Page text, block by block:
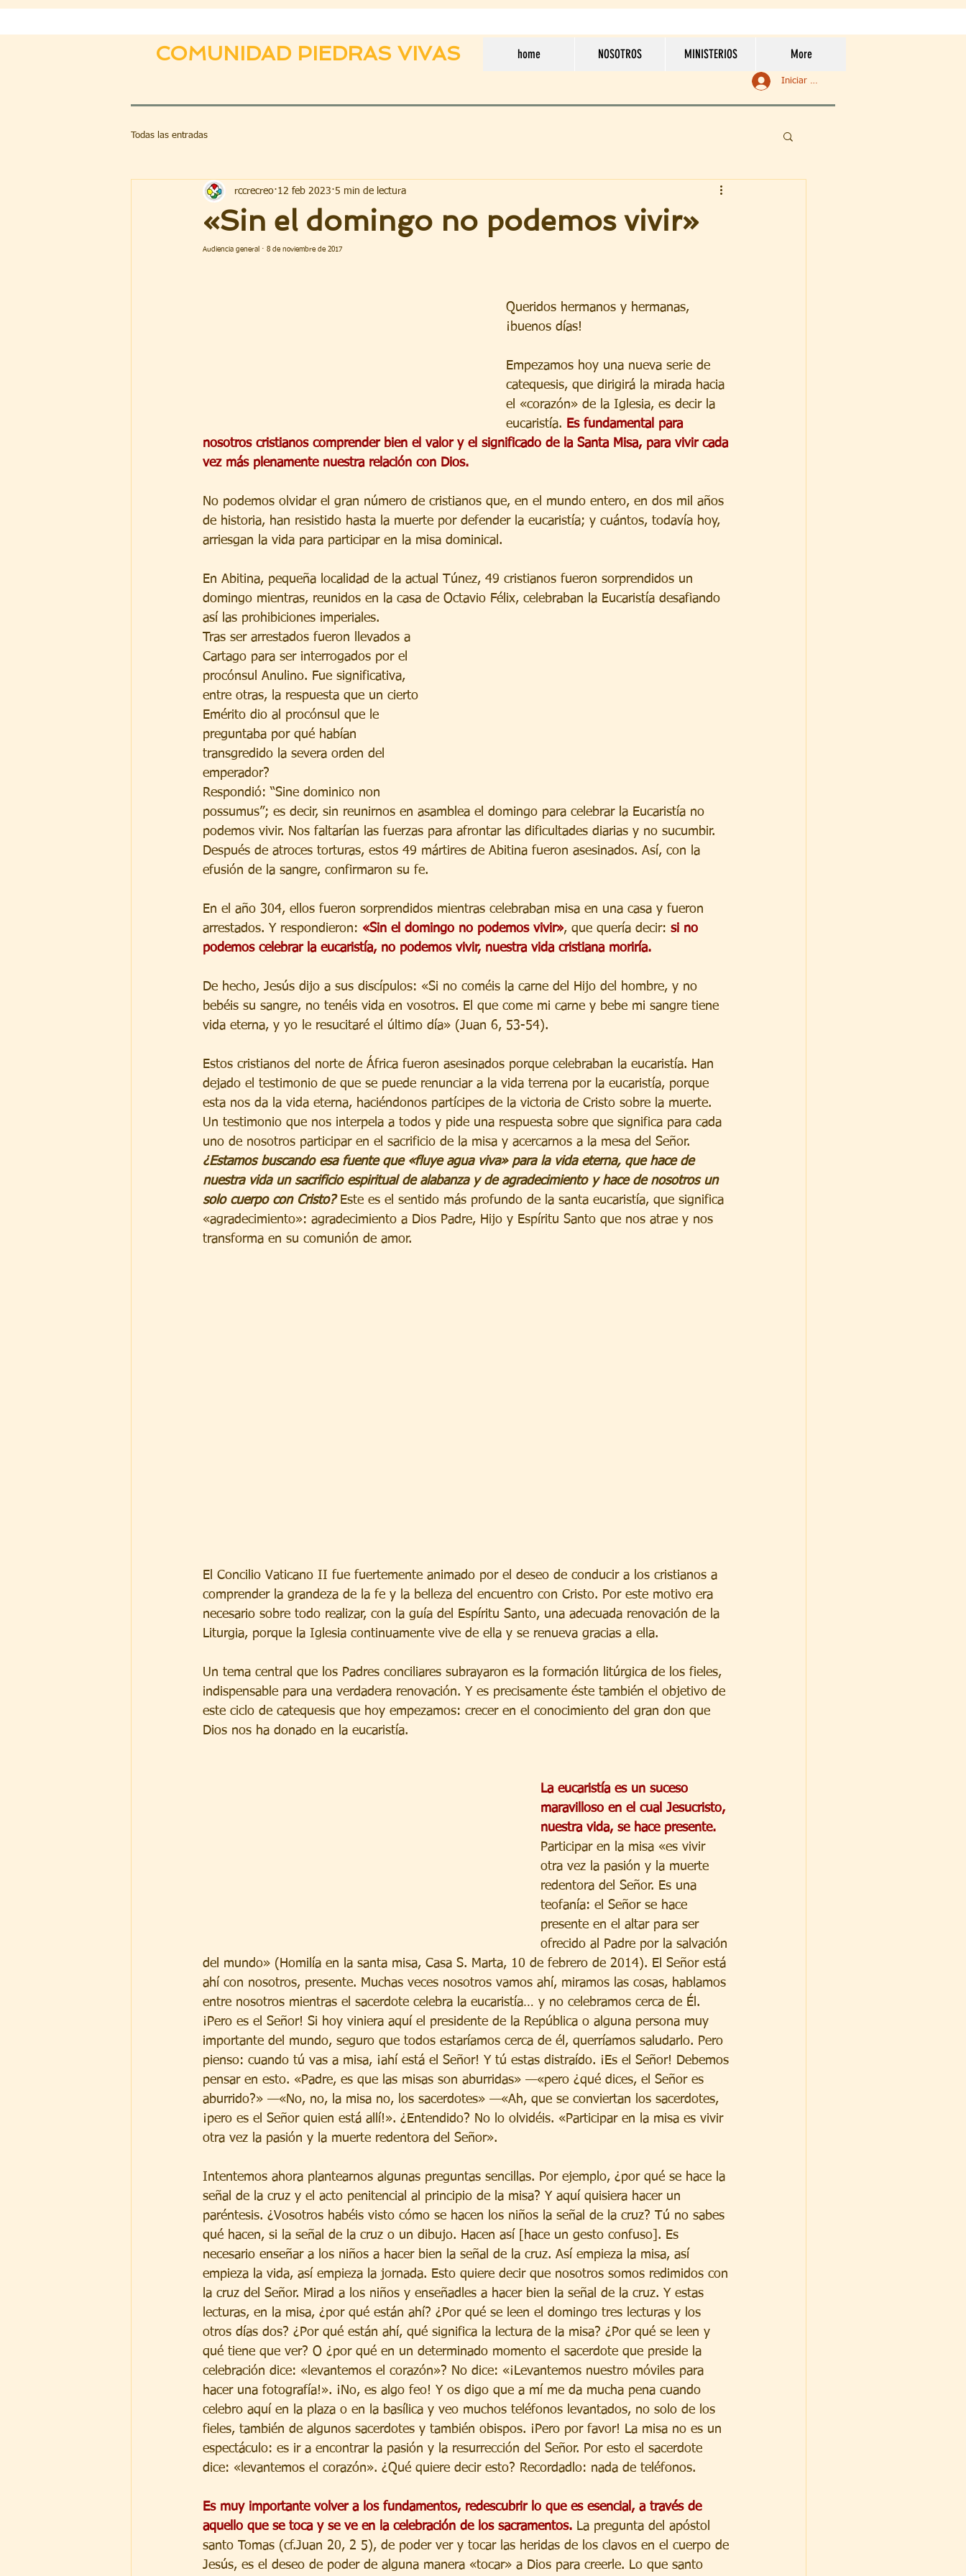
COMUNIDAD PIEDRAS VIVAS home NOSOTROS MINISTERIOS More
Iniciar sesión
Todas las entradas
«Sin el domingo no podemos vivir»
rccrecreo 12 feb 2023 5 min de lectura
Audiencia general · 8 de noviembre de 2017
Queridos hermanos y hermanas,
¡buenos días!
Empezamos hoy una nueva serie de
catequesis, que dirigirá la mirada hacia
el «corazón» de la Iglesia, es decir la
eucaristía. Es fundamental para
nosotros cristianos comprender bien el valor y el significado de la Santa Misa, para vivir cada
vez más plenamente nuestra relación con Dios.
No podemos olvidar el gran número de cristianos que, en el mundo entero, en dos mil años
de historia, han resistido hasta la muerte por defender la eucaristía; y cuántos, todavía hoy,
arriesgan la vida para participar en la misa dominical.
En Abitina, pequeña localidad de la actual Túnez, 49 cristianos fueron sorprendidos un
domingo mientras, reunidos en la casa de Octavio Félix, celebraban la Eucaristía desafiando
así las prohibiciones imperiales.
Tras ser arrestados fueron llevados a
Cartago para ser interrogados por el
procónsul Anulino. Fue significativa,
entre otras, la respuesta que un cierto
Emérito dio al procónsul que le
preguntaba por qué habían
transgredido la severa orden del
emperador?
Respondió: “Sine dominico non
possumus”; es decir, sin reunirnos en asamblea el domingo para celebrar la Eucaristía no
podemos vivir. Nos faltarían las fuerzas para afrontar las dificultades diarias y no sucumbir.
Después de atroces torturas, estos 49 mártires de Abitina fueron asesinados. Así, con la
efusión de la sangre, confirmaron su fe.
En el año 304, ellos fueron sorprendidos mientras celebraban misa en una casa y fueron
arrestados. Y respondieron: «Sin el domingo no podemos vivir», que quería decir: si no
podemos celebrar la eucaristía, no podemos vivir, nuestra vida cristiana moriría.
De hecho, Jesús dijo a sus discípulos: «Si no coméis la carne del Hijo del hombre, y no
bebéis su sangre, no tenéis vida en vosotros. El que come mi carne y bebe mi sangre tiene
vida eterna, y yo le resucitaré el último día» (Juan 6, 53-54).
Estos cristianos del norte de África fueron asesinados porque celebraban la eucaristía. Han
dejado el testimonio de que se puede renunciar a la vida terrena por la eucaristía, porque
esta nos da la vida eterna, haciéndonos partícipes de la victoria de Cristo sobre la muerte.
Un testimonio que nos interpela a todos y pide una respuesta sobre que significa para cada
uno de nosotros participar en el sacrificio de la misa y acercarnos a la mesa del Señor.
¿Estamos buscando esa fuente que «fluye agua viva» para la vida eterna, que hace de
nuestra vida un sacrificio espiritual de alabanza y de agradecimiento y hace de nosotros un
solo cuerpo con Cristo? Este es el sentido más profundo de la santa eucaristía, que significa
«agradecimiento»: agradecimiento a Dios Padre, Hijo y Espíritu Santo que nos atrae y nos
transforma en su comunión de amor.
El Concilio Vaticano II fue fuertemente animado por el deseo de conducir a los cristianos a
comprender la grandeza de la fe y la belleza del encuentro con Cristo. Por este motivo era
necesario sobre todo realizar, con la guía del Espíritu Santo, una adecuada renovación de la
Liturgia, porque la Iglesia continuamente vive de ella y se renueva gracias a ella.
Un tema central que los Padres conciliares subrayaron es la formación litúrgica de los fieles,
indispensable para una verdadera renovación. Y es precisamente éste también el objetivo de
este ciclo de catequesis que hoy empezamos: crecer en el conocimiento del gran don que
Dios nos ha donado en la eucaristía.
La eucaristía es un suceso
maravilloso en el cual Jesucristo,
nuestra vida, se hace presente.
Participar en la misa «es vivir
otra vez la pasión y la muerte
redentora del Señor. Es una
teofanía: el Señor se hace
presente en el altar para ser
ofrecido al Padre por la salvación
del mundo» (Homilía en la santa misa, Casa S. Marta, 10 de febrero de 2014). El Señor está
ahí con nosotros, presente. Muchas veces nosotros vamos ahí, miramos las cosas, hablamos
entre nosotros mientras el sacerdote celebra la eucaristía… y no celebramos cerca de Él.
¡Pero es el Señor! Si hoy viniera aquí el presidente de la República o alguna persona muy
importante del mundo, seguro que todos estaríamos cerca de él, querríamos saludarlo. Pero
pienso: cuando tú vas a misa, ¡ahí está el Señor! Y tú estas distraído. ¡Es el Señor! Debemos
pensar en esto. «Padre, es que las misas son aburridas» —«pero ¿qué dices, el Señor es
aburrido?» —«No, no, la misa no, los sacerdotes» —«Ah, que se conviertan los sacerdotes,
¡pero es el Señor quien está allí!». ¿Entendido? No lo olvidéis. «Participar en la misa es vivir
otra vez la pasión y la muerte redentora del Señor».
Intentemos ahora plantearnos algunas preguntas sencillas. Por ejemplo, ¿por qué se hace la
señal de la cruz y el acto penitencial al principio de la misa? Y aquí quisiera hacer un
paréntesis. ¿Vosotros habéis visto cómo se hacen los niños la señal de la cruz? Tú no sabes
qué hacen, si la señal de la cruz o un dibujo. Hacen así [hace un gesto confuso]. Es
necesario enseñar a los niños a hacer bien la señal de la cruz. Así empieza la misa, así
empieza la vida, así empieza la jornada. Esto quiere decir que nosotros somos redimidos con
la cruz del Señor. Mirad a los niños y enseñadles a hacer bien la señal de la cruz. Y estas
lecturas, en la misa, ¿por qué están ahí? ¿Por qué se leen el domingo tres lecturas y los
otros días dos? ¿Por qué están ahí, qué significa la lectura de la misa? ¿Por qué se leen y
qué tiene que ver? O ¿por qué en un determinado momento el sacerdote que preside la
celebración dice: «levantemos el corazón»? No dice: «¡Levantemos nuestro móviles para
hacer una fotografía!». ¡No, es algo feo! Y os digo que a mí me da mucha pena cuando
celebro aquí en la plaza o en la basílica y veo muchos teléfonos levantados, no solo de los
fieles, también de algunos sacerdotes y también obispos. ¡Pero por favor! La misa no es un
espectáculo: es ir a encontrar la pasión y la resurrección del Señor. Por esto el sacerdote
dice: «levantemos el corazón». ¿Qué quiere decir esto? Recordadlo: nada de teléfonos.
Es muy importante volver a los fundamentos, redescubrir lo que es esencial, a través de
aquello que se toca y se ve en la celebración de los sacramentos. La pregunta del apóstol
santo Tomas (cf.Juan 20, 2 5), de poder ver y tocar las heridas de los clavos en el cuerpo de
Jesús, es el deseo de poder de alguna manera «tocar» a Dios para creerle. Lo que santo